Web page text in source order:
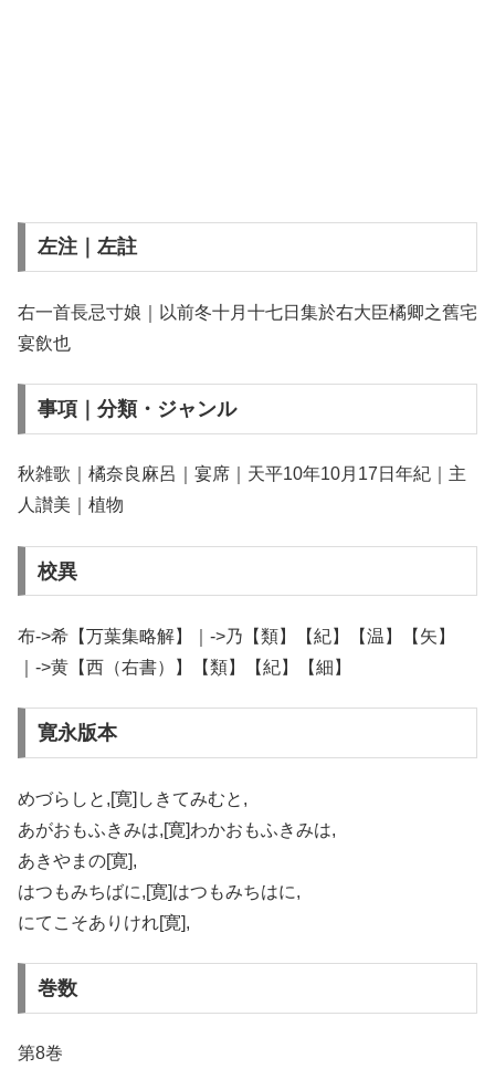
左注｜左註
右一首長忌寸娘｜以前冬十月十七日集於右大臣橘卿之舊宅
宴飲也
事項｜分類・ジャンル
秋雑歌｜橘奈良麻呂｜宴席｜天平10年10月17日年紀｜主
人讃美｜植物
校異
布->希【万葉集略解】｜->乃【類】【紀】【温】【矢】
｜->黄【西（右書）】【類】【紀】【細】
寛永版本
めづらしと,[寛]しきてみむと,
あがおもふきみは,[寛]わかおもふきみは,
あきやまの[寛],
はつもみちばに,[寛]はつもみちはに,
にてこそありけれ[寛],
巻数
第8巻